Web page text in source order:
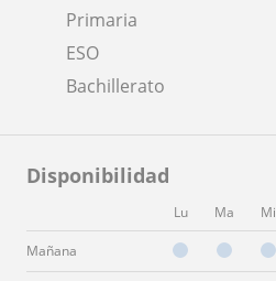
Primaria
ESO
Bachillerato
Disponibilidad
Lu Ma Mi
Mañana